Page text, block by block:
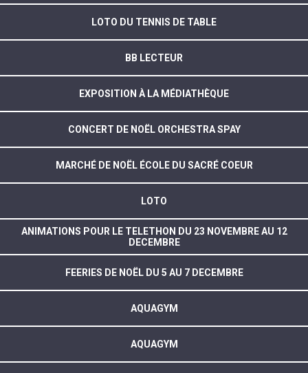
LOTO DU TENNIS DE TABLE
BB LECTEUR
EXPOSITION À LA MÉDIATHÈQUE
CONCERT DE NOËL ORCHESTRA SPAY
MARCHÉ DE NOËL ÉCOLE DU SACRÉ COEUR
LOTO
ANIMATIONS POUR LE TELETHON DU 23 NOVEMBRE AU 12
DECEMBRE
FEERIES DE NOËL DU 5 AU 7 DECEMBRE
AQUAGYM
AQUAGYM